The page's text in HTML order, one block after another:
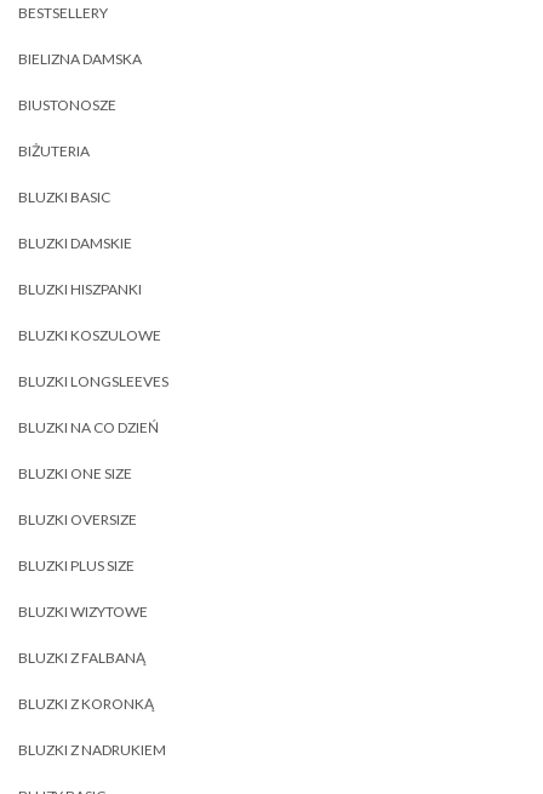
BESTSELLERY
BIELIZNA DAMSKA
BIUSTONOSZE
BIŻUTERIA
BLUZKI BASIC
BLUZKI DAMSKIE
BLUZKI HISZPANKI
BLUZKI KOSZULOWE
BLUZKI LONGSLEEVES
BLUZKI NA CO DZIEŃ
BLUZKI ONE SIZE
BLUZKI OVERSIZE
BLUZKI PLUS SIZE
BLUZKI WIZYTOWE
BLUZKI Z FALBANĄ
BLUZKI Z KORONKĄ
BLUZKI Z NADRUKIEM